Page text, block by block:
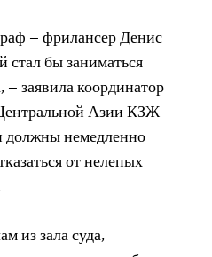
– фрилансер Денис
стал бы заниматься
заявила координатор
Азии КЗЖ
немедленно
от нелепых
из зала суда,